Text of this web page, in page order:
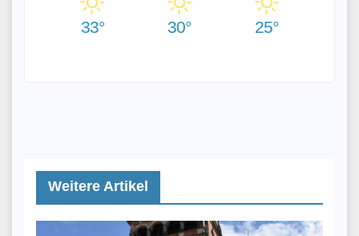
33° 30° 25°
Weitere Artikel